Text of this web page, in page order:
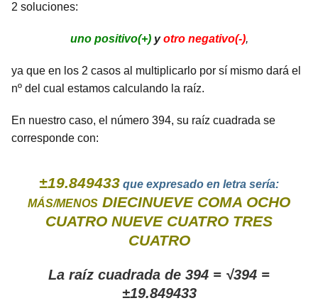
2 soluciones:
uno positivo(+)yotro negativo(-),
ya que en los 2 casos al multiplicarlo por sí mismo dará el
nº del cual estamos calculando la raíz.
En nuestro caso, el número 394, su raíz cuadrada se
corresponde con:
±19.849433 que expresado en letra sería:
MÁS/MENOS DIECINUEVE COMA OCHO
CUATRO NUEVE CUATRO TRES
CUATRO
La raíz cuadrada de 394 = √394 =
±19.849433